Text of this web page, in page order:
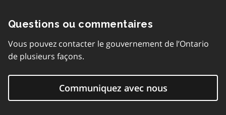
Questions ou commentaires
Vous pouvez contacter le gouvernement de l’Ontario
de plusieurs façons.
Communiquez avec nous